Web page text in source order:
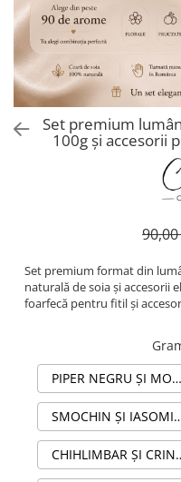
Set premium
100g și accesorii
Set premium format din
naturală de soia și accesorii
foarfecă pentru fitil și
PIPER NEGRU ȘI MOSC LUMÂNARE PARFUMATĂ DIN CEARĂ NATURALĂ DE SOIA ÎN RECIPIENT STICLĂ AMBRĂ
SMOCHIN ȘI IASOMIE LUMÂNARE PARFUMATĂ
CHIHLIMBAR ȘI CRIN DE